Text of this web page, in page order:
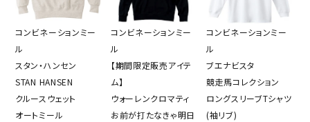
コンビネーションミー
ル
スタン・ハンセン
STAN HANSEN
クルースウェット
オートミール
コンビネーションミー
ル
【期間限定販売アイテ
ム】
ウォーレンクロマティ
お前が打たなきゃ明日
コンビネーションミー
ル
ブエナビスタ
競走馬コレクション
ロングスリーブTシャツ
(袖リブ)